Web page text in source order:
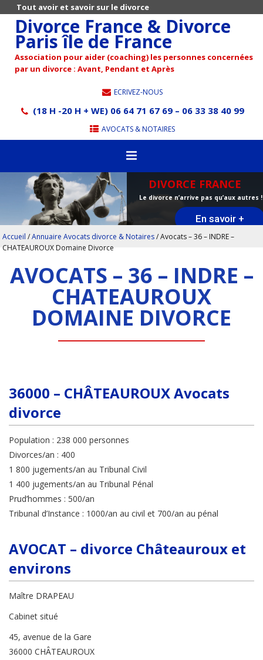
Tout avoir et savoir sur le divorce
Divorce France & Divorce
Paris île de France
Association pour aider (coaching) les personnes concernées
par un divorce : Avant, Pendant et Après
ECRIVEZ-NOUS
(18 H -20 H + WE) 06 64 71 67 69 – 06 33 38 40 99
AVOCATS & NOTAIRES
DIVORCE FRANCE
Le divorce n’arrive pas qu’aux autres !
En savoir +
Accueil /Annuaire Avocats divorce & Notaires/Avocats – 36 – INDRE –
CHATEAUROUX Domaine Divorce
AVOCATS – 36 – INDRE –
CHATEAUROUX
DOMAINE DIVORCE
36000 – CHÂTEAUROUX Avocats
divorce
Population : 238 000 personnes
Divorces/an : 400
1 800 jugements/an au Tribunal Civil
1 400 jugements/an au Tribunal Pénal
Prud’hommes : 500/an
Tribunal d’Instance : 1000/an au civil et 700/an au pénal
AVOCAT – divorce Châteauroux et
environs
Maître DRAPEAU
Cabinet situé
45, avenue de la Gare
36000 CHÂTEAUROUX